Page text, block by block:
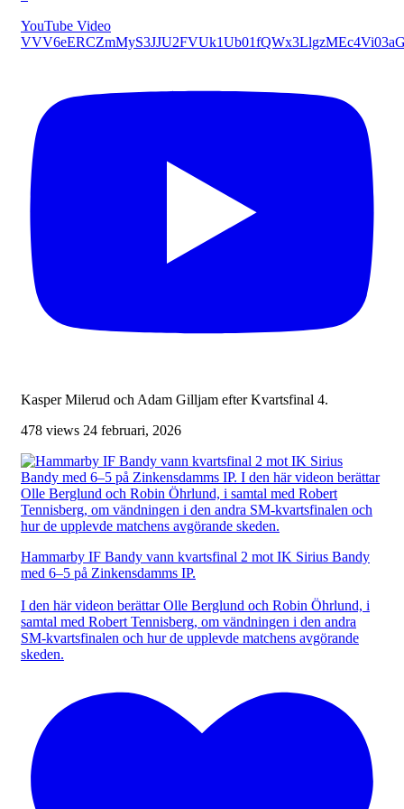
YouTube Video
Kasper Milerud och Adam Gilljam efter Kvartsfinal 4.
478 views 24 februari, 2026
Hammarby IF Bandy vann kvartsfinal 2 mot IK Sirius Bandy
med 6–5 på Zinkensdamms IP.
I den här videon berättar Olle Berglund och Robin Öhrlund, i
samtal med Robert Tennisberg, om vändningen i den andra
SM-kvartsfinalen och hur de upplevde matchens avgörande
skeden.